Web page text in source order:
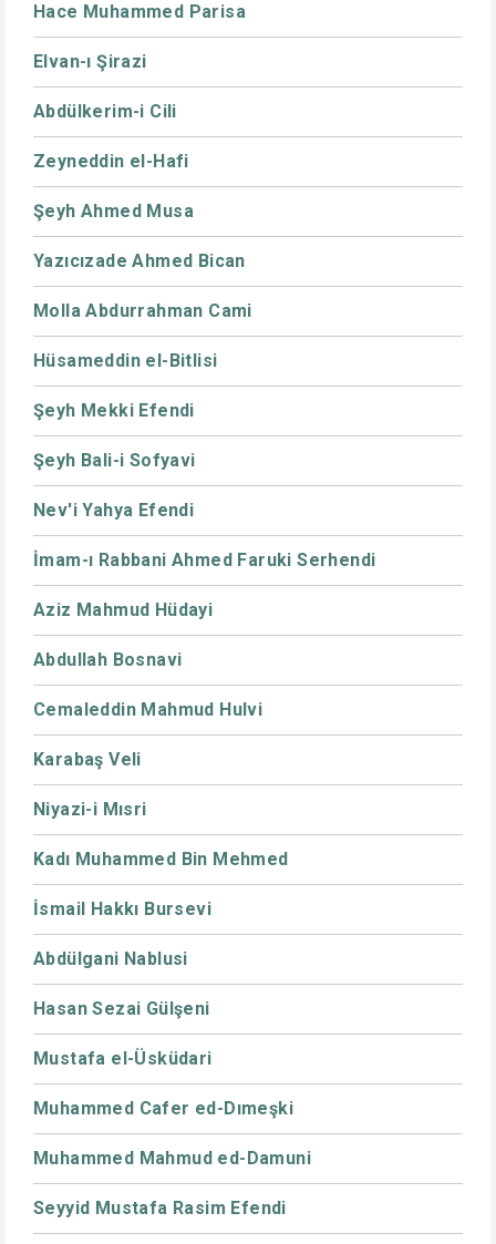
Hace Muhammed Parisa
Elvan-ı Şirazi
Abdülkerim-i Cili
Zeyneddin el-Hafi
Şeyh Ahmed Musa
Yazıcızade Ahmed Bican
Molla Abdurrahman Cami
Hüsameddin el-Bitlisi
Şeyh Mekki Efendi
Şeyh Bali-i Sofyavi
Nev'i Yahya Efendi
İmam-ı Rabbani Ahmed Faruki Serhendi
Aziz Mahmud Hüdayi
Abdullah Bosnavi
Cemaleddin Mahmud Hulvi
Karabaş Veli
Niyazi-i Mısri
Kadı Muhammed Bin Mehmed
İsmail Hakkı Bursevi
Abdülgani Nablusi
Hasan Sezai Gülşeni
Mustafa el-Üsküdari
Muhammed Cafer ed-Dımeşki
Muhammed Mahmud ed-Damuni
Seyyid Mustafa Rasim Efendi